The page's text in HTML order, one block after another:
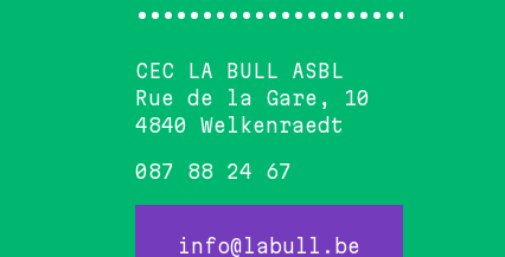
CEC LA BULL ASBL
Rue de la Gare, 10
4840 Welkenraedt
087 88 24 67
info@labull.be